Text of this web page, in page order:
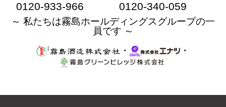
0120-933-966 0120-340-059
～ 私たちは霧島ホールディングスグループの一
員です ～
・
・